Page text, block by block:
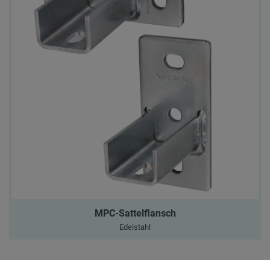
MPC-Sattelflansch
Edelstahl